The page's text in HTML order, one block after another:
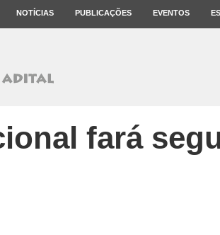
NOTÍCIAS PUBLICAÇÕES EVENTOS
fará